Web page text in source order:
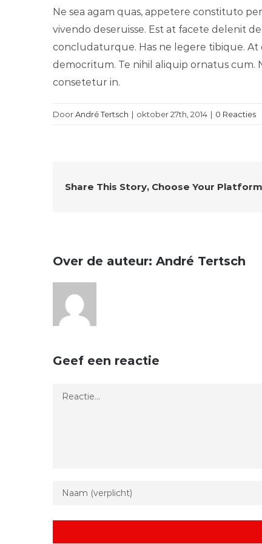
Ne sea agam quas, appetere constituto
vivendo deseruisse. Est at facete delenit
concludaturque. Has ne legere tibique. At
democritum. Te nihil aliquip ornatus cum.
consetetur in.
DoorAndré Tertsch | oktober 27th, 2014 | 0 Reacties
Share This Story, Choose Your
Over de auteur: André Tertsch
Geef een reactie